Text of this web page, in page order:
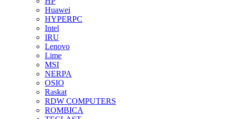
Huawei
HYPERPC
Intel
IRU
Lenovo
Lime
MSI
NERPA
OSIO
Raskat
RDW COMPUTERS
ROMBICA